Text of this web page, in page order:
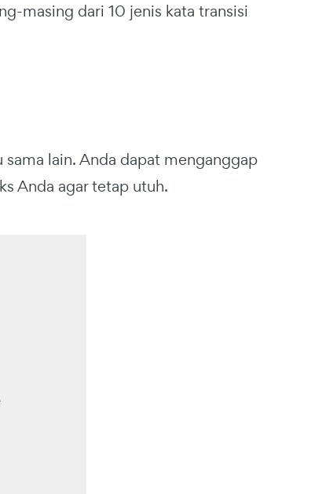
masing dari 10 jenis kata transisi
lain. Anda dapat menganggap
Anda agar tetap utuh.